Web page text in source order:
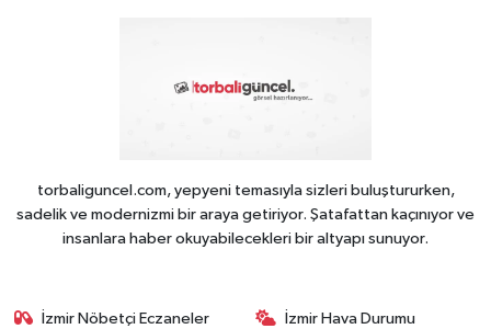
torbaliguncel.com, yepyeni temasıyla sizleri buluştururken,
sadelik ve modernizmi bir araya getiriyor. Şatafattan kaçınıyor ve
insanlara haber okuyabilecekleri bir altyapı sunuyor.
İzmir Nöbetçi Eczaneler İzmir Hava Durumu